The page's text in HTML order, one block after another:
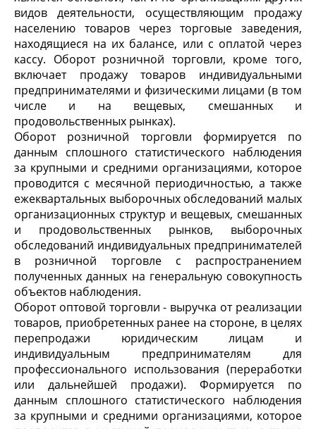
видов деятельности, осуществляющим продажу
населению товаров через торговые заведения,
находящиеся на их балансе, или с оплатой через
кассу. Оборот розничной торговли, кроме того,
включает продажу товаров индивидуальными
предпринимателями и физическими лицами (в том
числе и на вещевых, смешанных и
продовольственных рынках).
Оборот розничной торговли формируется по
данным сплошного статистического наблюдения
за крупными и средними организациями, которое
проводится с месячной периодичностью, а также
ежеквартальных выборочных обследований малых
организационных структур и вещевых, смешанных
и продовольственных рынков, выборочных
обследований индивидуальных предпринимателей
в розничной торговле с распространением
полученных данных на генеральную совокупность
объектов наблюдения.
Оборот оптовой торговли - выручка от реализации
товаров, приобретенных ранее на стороне, в целях
перепродажи юридическим лицам и
индивидуальным предпринимателям для
профессионального использования (переработки
или дальнейшей продажи). Формируется по
данным сплошного статистического наблюдения
за крупными и средними организациями, которое